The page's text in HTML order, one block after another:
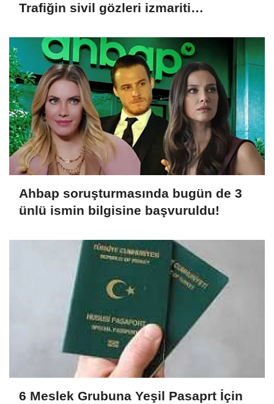
Trafiğin sivil gözleri izmariti
Ahbap soruşturmasında bugün de 3
ünlü ismin bilgisine başvuruldu!
6 Meslek Grubuna Yeşil Pasaprt İçin